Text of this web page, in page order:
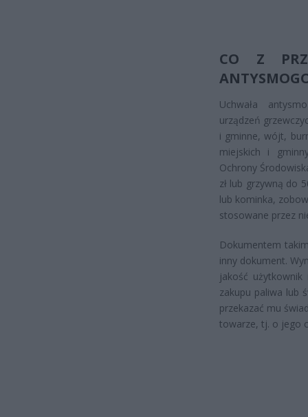
CO Z
Uchwała
urządzeń
i gminne, wójt,
miejskich i
Ochrony
zł lub grzywną do
lub kominka,
stosowane przez
Dokumentem
inny dokument.
jakość
zakupu paliwa lub
przekazać mu
towarze, tj. o jego